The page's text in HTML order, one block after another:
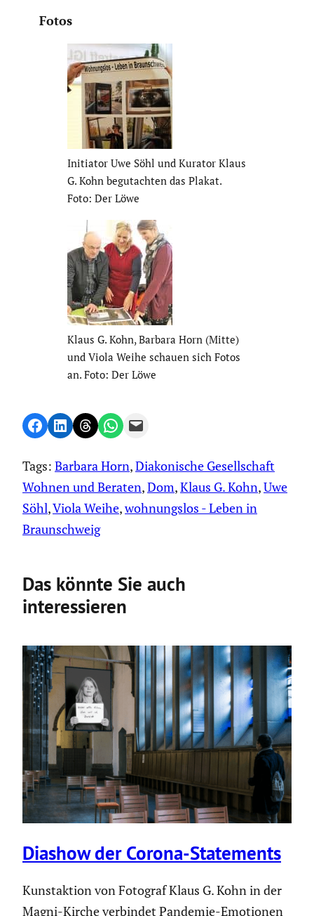
Fotos
Initiator Uwe Söhl und Kurator Klaus
G. Kohn begut­achten das Plakat.
Foto: Der Löwe
Klaus G. Kohn, Barbara Horn (Mitte)
und Viola Weihe schauen sich Fotos
an. Foto: Der Löwe
Share on Facebook
Share on LinkedIn
Share on Threads
Share on WhatsApp
Email this Page
Tags: Barbara Horn, Diakonische Gesellschaft
Wohnen und Beraten, Dom, Klaus G. Kohn, Uwe
Söhl, Viola Weihe, wohnungslos - Leben in
Braunschweig
Das könnte Sie auch
interessieren
Diashow der Corona-State­ments
Kunstaktion von Fotograf Klaus G. Kohn in der
Magni-Kirche verbindet Pandemie-Emotionen